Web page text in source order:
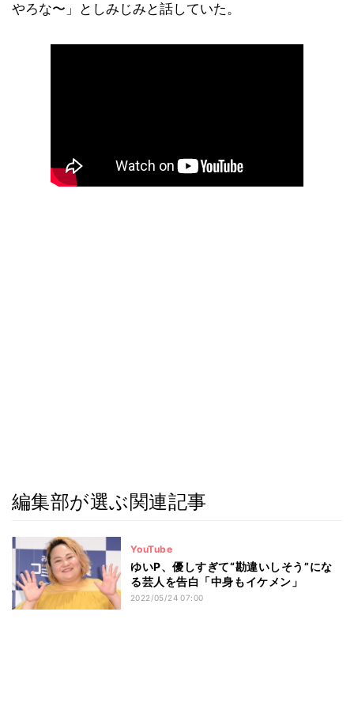
やろな〜」としみじみと話していた。
編集部が選ぶ関連記事
YouTube
ゆいP、優しすぎて“勘違いしそう”にな
る芸人を告白「中身もイケメン」
2022/05/24 07:00